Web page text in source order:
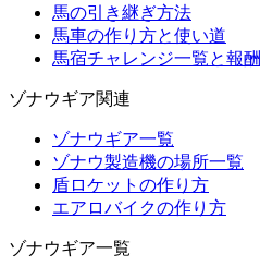
馬の引き継ぎ方法
馬車の作り方と使い道
馬宿チャレンジ一覧と報酬
ゾナウギア関連
ゾナウギア一覧
ゾナウ製造機の場所一覧
盾ロケットの作り方
エアロバイクの作り方
ゾナウギア一覧